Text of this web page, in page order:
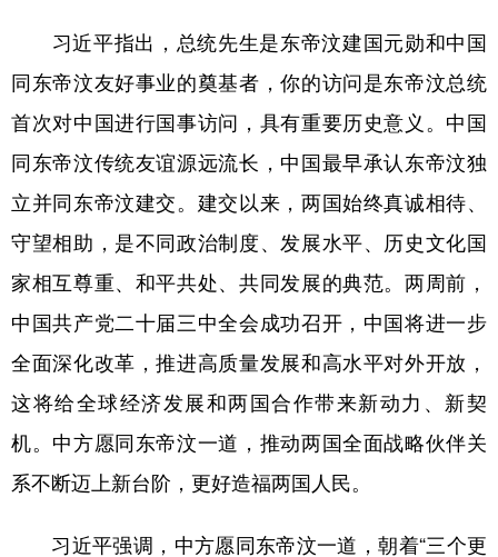
Русский язык 日本語 한국어
Deutsch Português
习近平指出，总统先生是东帝汶建国元勋和中国
同东帝汶友好事业的奠基者，你的访问是东帝汶总统
首次对中国进行国事访问，具有重要历史意义。中国
同东帝汶传统友谊源远流长，中国最早承认东帝汶独
立并同东帝汶建交。建交以来，两国始终真诚相待、
守望相助，是不同政治制度、发展水平、历史文化国
家相互尊重、和平共处、共同发展的典范。两周前，
中国共产党二十届三中全会成功召开，中国将进一步
全面深化改革，推进高质量发展和高水平对外开放，
这将给全球经济发展和两国合作带来新动力、新契
机。中方愿同东帝汶一道，推动两国全面战略伙伴关
系不断迈上新台阶，更好造福两国人民。
习近平强调，中方愿同东帝汶一道，朝着“三个更